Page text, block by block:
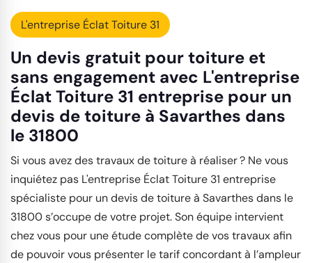
L'entreprise Éclat Toiture 31
Un devis gratuit pour toiture et
sans engagement avec L'entreprise
Éclat Toiture 31 entreprise pour un
devis de toiture à Savarthes dans
le 31800
Si vous avez des travaux de toiture à réaliser ? Ne vous
inquiétez pas L'entreprise Éclat Toiture 31 entreprise
spécialiste pour un devis de toiture à Savarthes dans le
31800 s’occupe de votre projet. Son équipe intervient
chez vous pour une étude complète de vos travaux afin
de pouvoir vous présenter le tarif concordant à l’ampleur